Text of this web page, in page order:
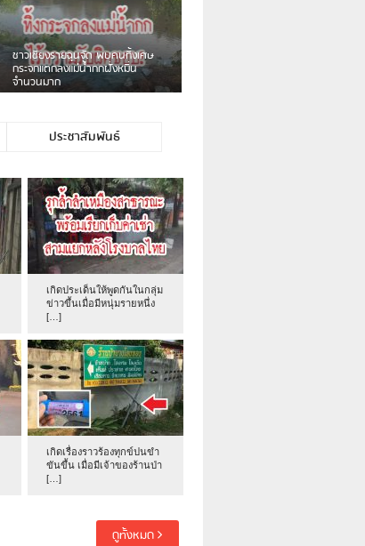
ชาวผาลั้ง โวย ไร้หน่วยงานดูแล
ดินสไลด์ ต้องจัดการกันเอง
ประชาสัมพันธ์
เกิดประเด็นให้พูดกันในกลุ่ม
ข่าวขึ้นเมื่อมีหนุ่มรายหนึ่ง
[…]
เกิดเรื่องราวร้องทุกข์ปนขำ
ขันขึ้น เมื่อมีเจ้าของร้านป่า
[…]
ดูทั้งหมด